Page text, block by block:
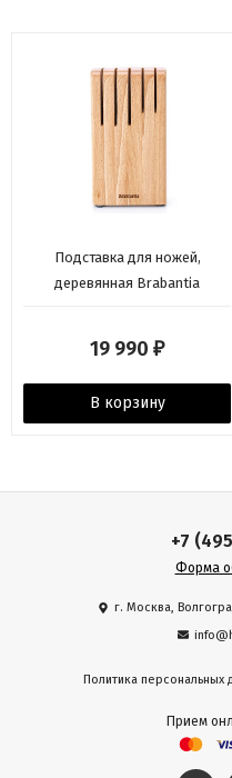
Подставка для ножей,
деревянная Brabantia
19 990 ₽
В корзину
+7
Форма
г. Москва,
Политика персональных
Прием